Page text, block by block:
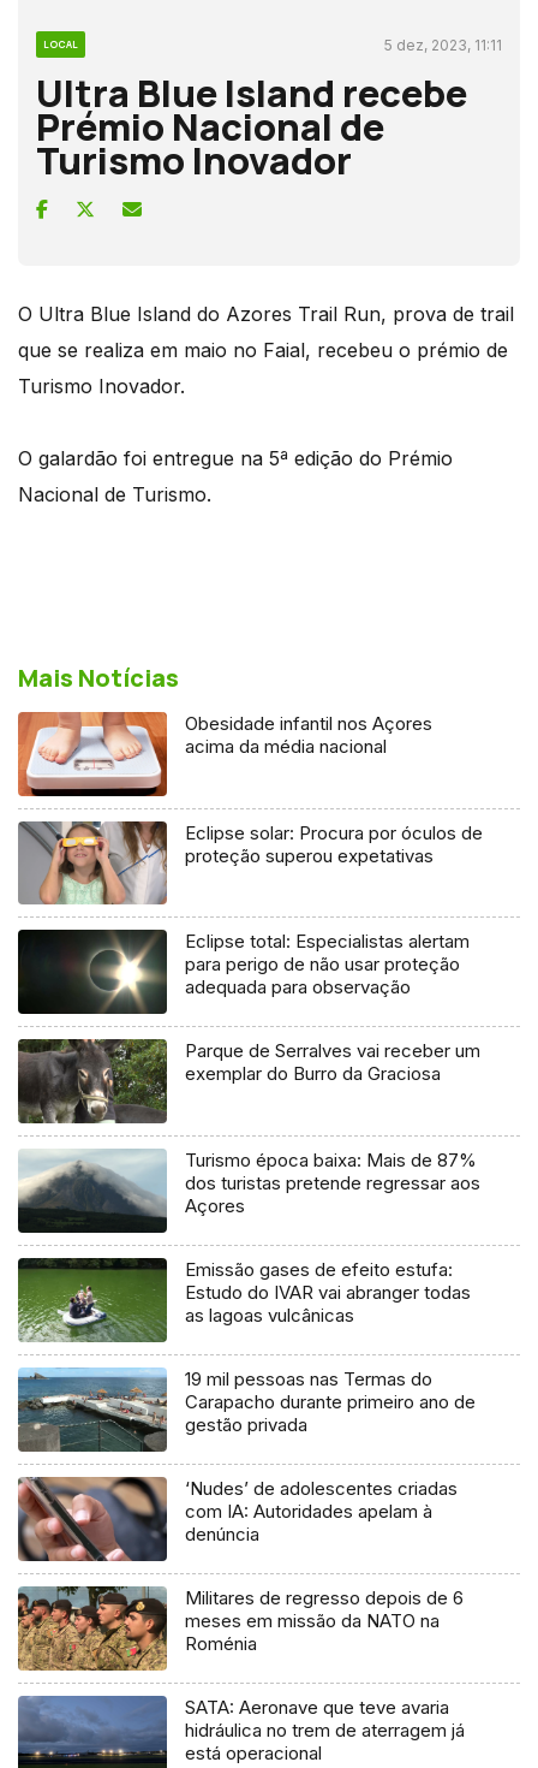
LOCAL 5 dez, 2023, 11:11
Ultra Blue Island recebe
Prémio Nacional de
Turismo Inovador
O Ultra Blue Island do Azores Trail Run, prova de trail
que se realiza em maio no Faial, recebeu o prémio de
Turismo Inovador.
O galardão foi entregue na 5ª edição do Prémio
Nacional de Turismo.
Mais Notícias
Obesidade infantil nos Açores
acima da média nacional
Eclipse solar: Procura por óculos de
proteção superou expetativas
Eclipse total: Especialistas alertam
para perigo de não usar proteção
adequada para observação
Parque de Serralves vai receber um
exemplar do Burro da Graciosa
Turismo época baixa: Mais de 87%
dos turistas pretende regressar aos
Açores
Emissão gases de efeito estufa:
Estudo do IVAR vai abranger todas
as lagoas vulcânicas
19 mil pessoas nas Termas do
Carapacho durante primeiro ano de
gestão privada
‘Nudes’ de adolescentes criadas
com IA: Autoridades apelam à
denúncia
Militares de regresso depois de 6
meses em missão da NATO na
Roménia
SATA: Aeronave que teve avaria
hidráulica no trem de aterragem já
está operacional